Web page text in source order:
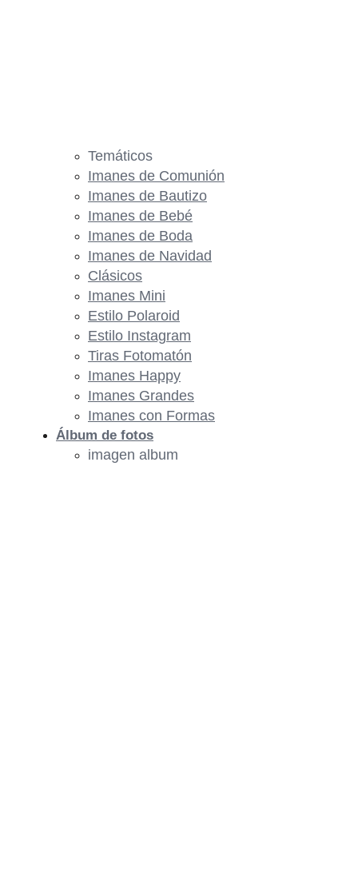
Temáticos
Imanes de Comunión
Imanes de Bautizo
Imanes de Bebé
Imanes de Boda
Imanes de Navidad
Clásicos
Imanes Mini
Estilo Polaroid
Estilo Instagram
Tiras Fotomatón
Imanes Happy
Imanes Grandes
Imanes con Formas
Álbum de fotos
imagen album